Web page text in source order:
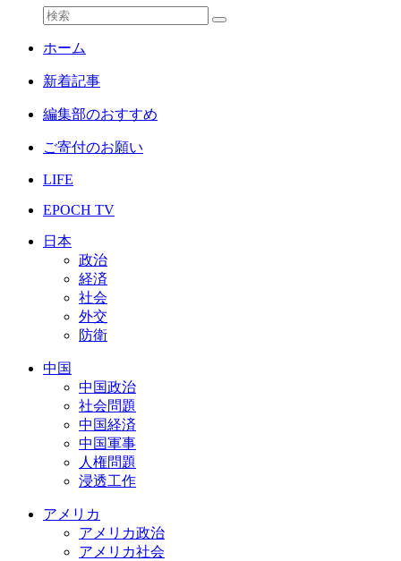
ホーム
新着記事
編集部のおすすめ
ご寄付のお願い
LIFE
EPOCH TV
日本
政治
経済
社会
外交
防衛
中国
中国政治
社会問題
中国経済
中国軍事
人権問題
浸透工作
アメリカ
アメリカ政治
アメリカ社会